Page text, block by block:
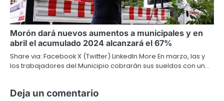
Morón dará nuevos aumentos a municipales y en
abril el acumulado 2024 alcanzará el 67%
Share via: Facebook X (Twitter) LinkedIn More En marzo, las y
los trabajadores del Municipio cobrarán sus sueldos con un…
Deja un comentario